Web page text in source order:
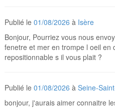
Publié le01/08/2026 à Isère
Bonjour, Pourriez vous nous
fenetre et mer en trompe l oeil en
repositionnable s il vous plait ?
Publié le01/08/2026 àSeine-
bonjour, j'aurais aimer connaitre